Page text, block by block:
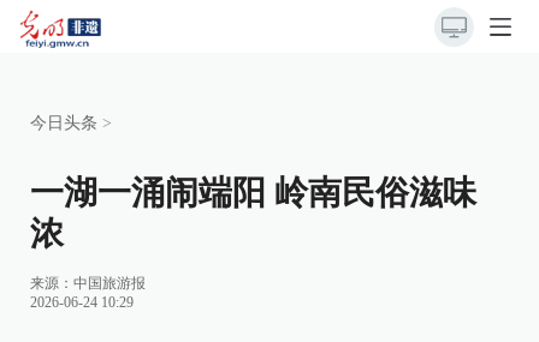
今日头条 >
一湖一涌闹端阳 岭南民俗滋味
浓
来源： 中国旅游报
2026-06-24 10:29